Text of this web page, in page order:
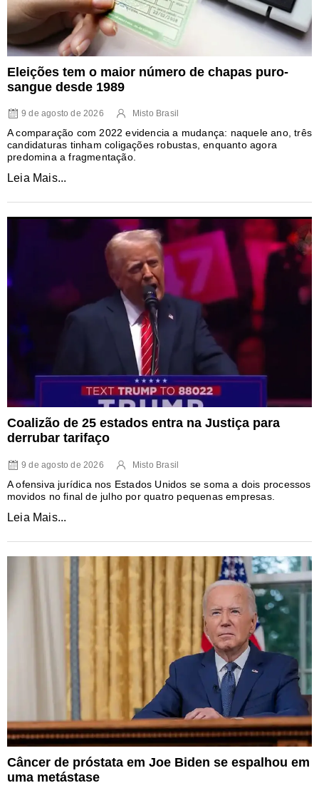
Eleições tem o maior número de chapas puro-
sangue desde 1989
9 de agosto de 2026 Misto Brasil
A comparação com 2022 evidencia a mudança: naquele ano, três
candidaturas tinham coligações robustas, enquanto agora
predomina a fragmentação.
Leia Mais...
Coalizão de 25 estados entra na Justiça para
derrubar tarifaço
9 de agosto de 2026 Misto Brasil
A ofensiva jurídica nos Estados Unidos se soma a dois processos
movidos no final de julho por quatro pequenas empresas.
Leia Mais...
Câncer de próstata em Joe Biden se espalhou em
uma metástase